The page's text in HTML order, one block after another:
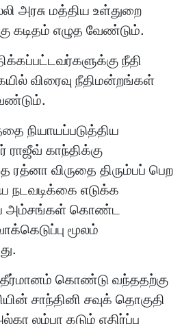
அரசு மத்திய உள்துறை
கடிதம் எழுத வேண்டும்.
நீதி
விரைவு நீதிமன்றங்கள்
நியாயப்படுத்திய
ராஜீவ் காந்திக்கு
ரத்னா விருதை திரும்பப் பெற
நடவடிக்கை எடுக்க
அம்சங்கள் கொண்ட
மூலம்
கொண்டு வந்ததற்கு
சாந்தினி சவுக் தொகுதி
லம்பா கடும் எதிர்ப்பு